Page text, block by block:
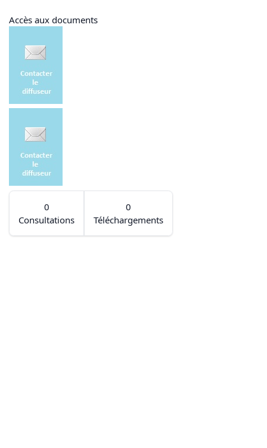
Accès aux documents
0
Consultations
0
Téléchargements